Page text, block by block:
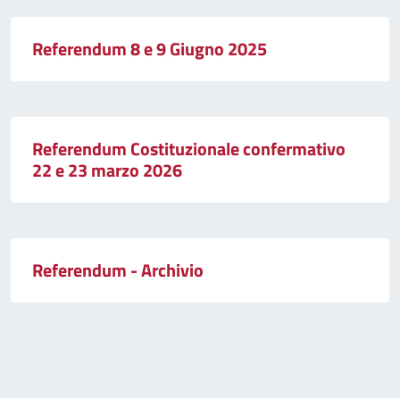
Referendum 8 e 9 Giugno 2025
Referendum Costituzionale confermativo
22 e 23 marzo 2026
Referendum - Archivio